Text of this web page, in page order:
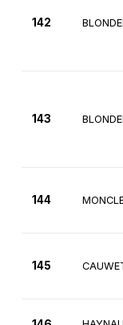
142
143
144
145